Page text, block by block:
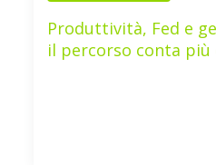
Produttività, Fed e
il percorso conta